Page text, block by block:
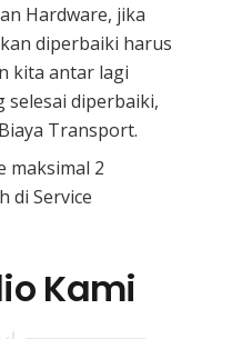
Hardware, jika
diperbaiki harus
kita antar lagi
selesai diperbaiki,
Transport.
maksimal 2
di Service
Kami